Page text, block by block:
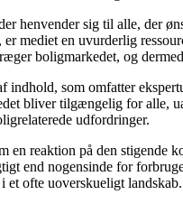
henvender sig til alle, der
mediet en uvurderlig
boligmarkedet, og
som omfatter
bliver tilgængelig for alle,
udfordringer.
en reaktion på den stigende
end nogensinde for
et ofte uoverskueligt landskab.